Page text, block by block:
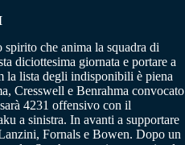
che anima la squadra di
diciottesima giornata e portare a
la lista degli indisponibili è piena
Cresswell e Benrahma convocato
4231 offensivo con il
a sinistra. In avanti a supportare
Fornals e Bowen. Dopo un